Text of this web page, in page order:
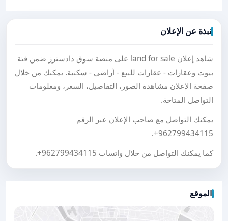
نبذة عن الإعلان
شاهد إعلان land for sale على منصة سوق دادسترز ضمن فئة
بيوت وعقارات - عقارات للبيع - أراضي - سكنية. يمكنك من خلال
صفحة الإعلان مشاهدة الصور، التفاصيل، السعر، ومعلومات
التواصل المتاحة.
يمكنك التواصل مع صاحب الإعلان عبر الرقم
+962799434115
.
كما يمكنك التواصل من خلال واتساب +962799434115
.
الموقع